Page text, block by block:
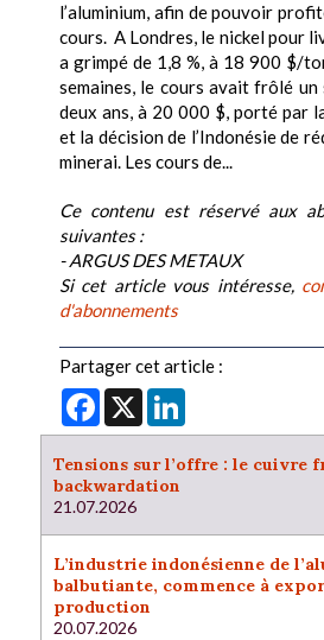
l’aluminium, afin de pouvoir
cours. A Londres, le nickel pour
a grimpé de 1,8 %, à 18 900 $/
semaines, le cours avait frôlé un
deux ans, à 20 000 $, porté par
et la décision de l’Indonésie de
minerai. Les cours de...
Ce contenu est réservé aux
suivantes :
- ARGUS DES METAUX
Si cet article vous intéresse,
d'abonnements
Partager cet article :
Facebook
X
Tensions sur l’offre : le cuivre
backwardation
21.07.2026
L’industrie indonésienne de
balbutiante, commence à
production
20.07.2026